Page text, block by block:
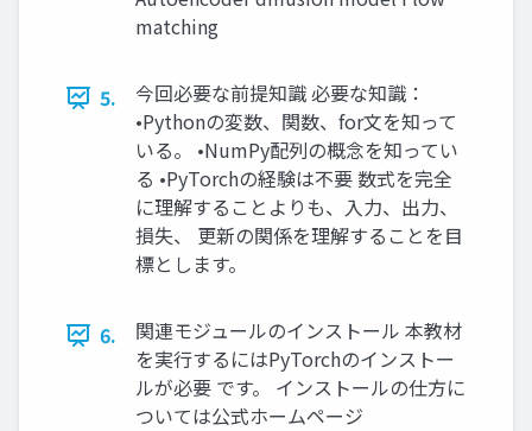
matching
5.
今回必要な前提知識 必要な知識：
•Pythonの変数、関数、for文を知って
いる。 •NumPy配列の概念を知ってい
る •PyTorchの経験は不要 数式を完全
に理解することよりも、入力、出力、
損失、 更新の関係を理解することを目
標とします。
6.
関連モジュールのインストール 本教材
を実行するにはPyTorchのインストー
ルが必要 です。 インストールの仕方に
ついては公式ホームページ